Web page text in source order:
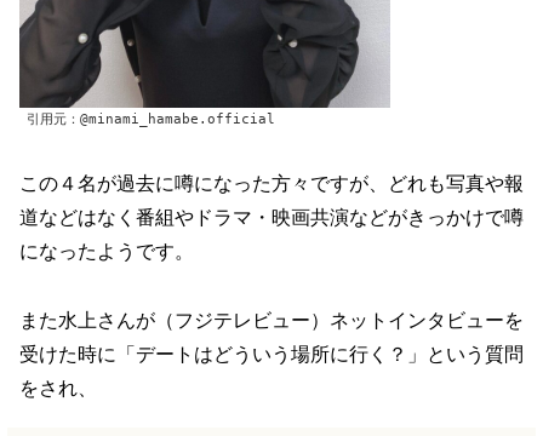
引用元：@minami_hamabe.official
この４名が過去に噂になった方々ですが、どれも写真や報
道などはなく番組やドラマ・映画共演などがきっかけで噂
になったようです。
また水上さんが（フジテレビュー）ネットインタビューを
受けた時に「デートはどういう場所に行く？」という質問
をされ、